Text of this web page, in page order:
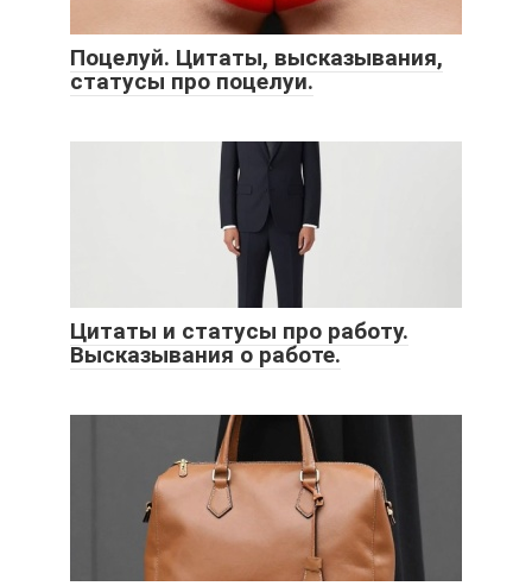
Поцелуй. Цитаты, высказывания,
статусы про поцелуи.
Цитаты и статусы про работу.
Высказывания о работе.